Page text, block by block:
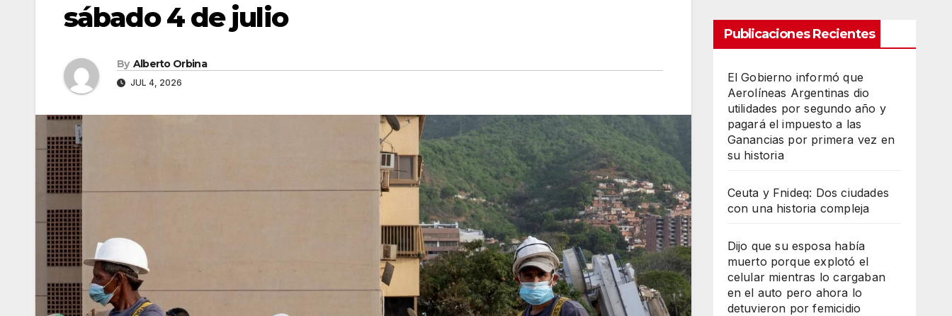
sábado 4 de julio
By Alberto Orbina
JUL 4, 2026
Publicaciones Recientes
El Gobierno informó que
Aerolíneas Argentinas dio
utilidades por segundo año y
pagará el impuesto a las
Ganancias por primera vez en
su historia
Ceuta y Fnideq: Dos ciudades
con una historia compleja
Dijo que su esposa había
muerto porque explotó el
celular mientras lo cargaban
en el auto pero ahora lo
detuvieron por femicidio